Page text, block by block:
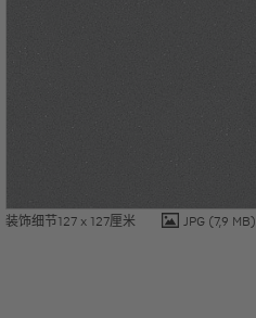
装饰细节127 x 127厘米 JPG (7,9 MB)